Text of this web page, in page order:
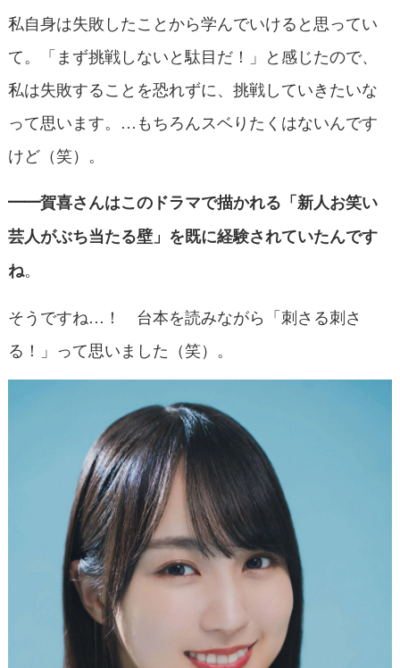
私自身は失敗したことから学んでいけると思ってい
て。「まず挑戦しないと駄目だ！」と感じたので、
私は失敗することを恐れずに、挑戦していきたいな
って思います。…もちろんスベりたくはないんです
けど（笑）。
━━賀喜さんはこのドラマで描かれる「新人お笑い
芸人がぶち当たる壁」を既に経験されていたんです
ね。
そうですね…！ 台本を読みながら「刺さる刺さ
る！」って思いました（笑）。